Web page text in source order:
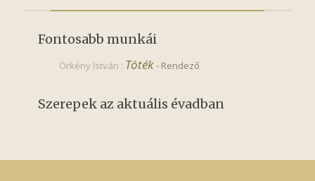
Fontosabb munkái
Örkény István : Tóték - Rendező
Szerepek az aktuális évadban